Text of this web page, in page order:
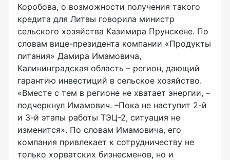
Коробова, о возможности получения такого
кредита для Литвы говорила министр
сельского хозяйства Казимира Прунскене. По
словам вице-президента компании «Продукты
питания» Дамира Имамовича,
Калининградская область – регион, дающий
гарантию инвестиций в сельское хозяйство.
«Вместе с тем в регионе не хватает энергии, –
подчеркнул Имамович. –Пока не наступит 2-й
и 3-й этапы работы ТЭЦ-2, ситуация не
изменится». По словам Имамовича, его
компания привлекает к сотрудничеству не
только хорватских бизнесменов, но и